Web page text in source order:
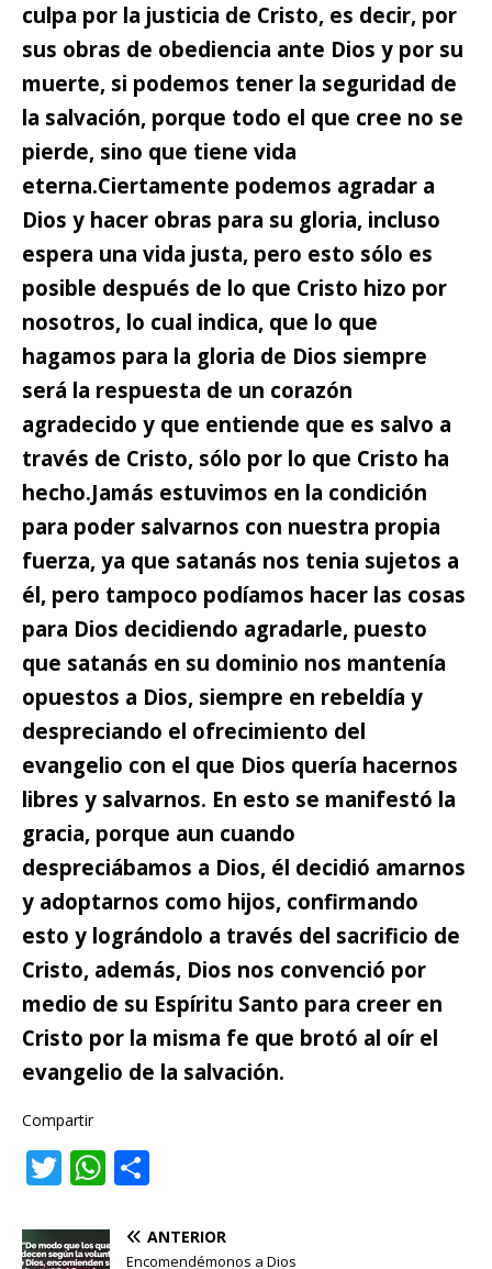
culpa por la justicia de Cristo, es decir, por
sus obras de obediencia ante Dios y por su
muerte, si podemos tener la seguridad de
la salvación, porque todo el que cree no se
pierde, sino que tiene vida
eterna.Ciertamente podemos agradar a
Dios y hacer obras para su gloria, incluso
espera una vida justa, pero esto sólo es
posible después de lo que Cristo hizo por
nosotros, lo cual indica, que lo que
hagamos para la gloria de Dios siempre
será la respuesta de un corazón
agradecido y que entiende que es salvo a
través de Cristo, sólo por lo que Cristo ha
hecho.Jamás estuvimos en la condición
para poder salvarnos con nuestra propia
fuerza, ya que satanás nos tenia sujetos a
él, pero tampoco podíamos hacer las cosas
para Dios decidiendo agradarle, puesto
que satanás en su dominio nos mantenía
opuestos a Dios, siempre en rebeldía y
despreciando el ofrecimiento del
evangelio con el que Dios quería hacernos
libres y salvarnos. En esto se manifestó la
gracia, porque aun cuando
despreciábamos a Dios, él decidió amarnos
y adoptarnos como hijos, confirmando
esto y lográndolo a través del sacrificio de
Cristo, además, Dios nos convenció por
medio de su Espíritu Santo para creer en
Cristo por la misma fe que brotó al oír el
evangelio de la salvación.
Compartir
T
it
W
at m
ANTERIOR
Encomendémonos a Dios